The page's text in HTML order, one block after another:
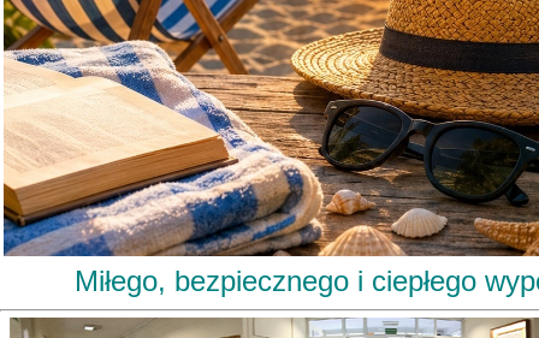
Miłego, bezpiecznego i ciepłego